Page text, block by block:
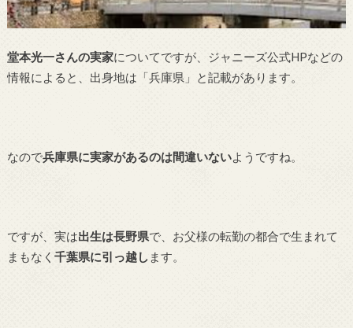
堂本光一さんの実家についてですが、ジャニーズ公式HPなどの
情報によると、出身地は「兵庫県」と記載があります。
なので兵庫県に実家があるのは間違いないようですね。
ですが、実は出生は長野県で、お父様の転勤の都合で生まれて
まもなく 千葉県に引っ越し ます。